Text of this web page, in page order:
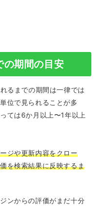
の期間の目安
るまでの期間は一律では
位で見られることが多
ては6か月以上〜1年以上
ジや更新内容をクロー
を検索結果に反映するま
ンからの評価がまだ十分